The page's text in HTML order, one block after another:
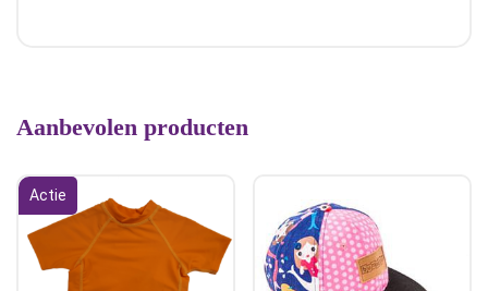
Aanbevolen producten
Actie